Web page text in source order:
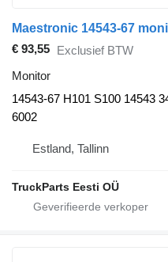
€ 93,55 Exclusief BTW
Monitor
14543-67 H101 S100 14543
6002
Estland, Tallinn
TruckParts Eesti OÜ